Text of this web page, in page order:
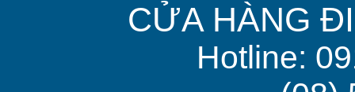
CỬA HÀNG
Hotline: